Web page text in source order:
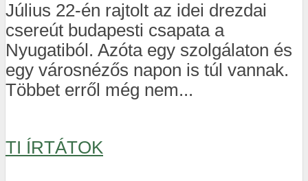
Július 22-én rajtolt az idei drezdai
csereút budapesti csapata a
Nyugatiból. Azóta egy szolgálaton és
egy városnézős napon is túl vannak.
Többet erről még nem...
TI ÍRTÁTOK